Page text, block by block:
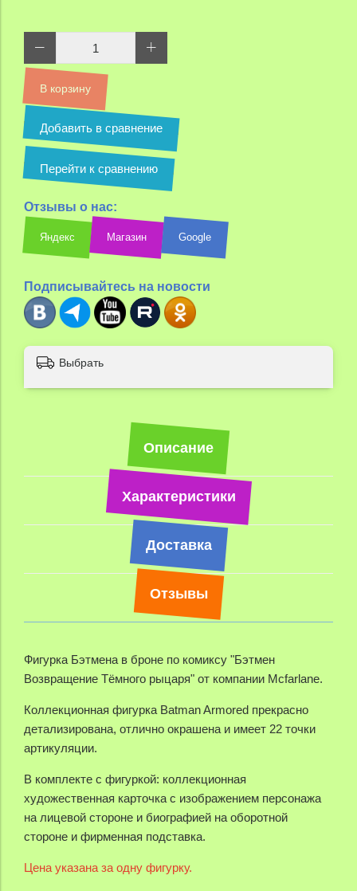
В корзину
Добавить в сравнение
Перейти к сравнению
Отзывы о нас:
Яндекс Магазин Google
Подписывайтесь на новости
Выбрать
Описание
Характеристики
Доставка
Отзывы
ФигуркаБэтмена в броне по комиксу "Бэтмен
Возвращение Тёмного рыцаря" от компании Mcfarlane.
Коллекционная фигурка Batman Armored прекрасно
детализирована, отлично окрашена и имеет 22 точки
артикуляции.
В комплекте с фигуркой: коллекционная
художественная карточка с изображением персонажа
на лицевой стороне и биографией на оборотной
стороне и фирменная подставка.
Цена указана за одну фигурку.